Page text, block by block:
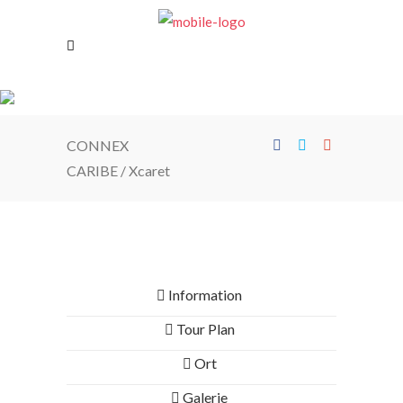
CONNEX
CARIBE /Xcaret
Information
Tour Plan
Ort
Galerie